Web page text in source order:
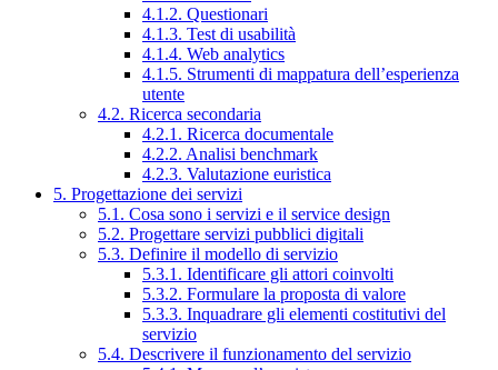
4.1.2. Questionari
4.1.3. Test di usabilità
4.1.4. Web analytics
4.1.5. Strumenti di mappatura dell’esperienza
utente
4.2. Ricerca secondaria
4.2.1. Ricerca documentale
4.2.2. Analisi benchmark
4.2.3. Valutazione euristica
5. Progettazione dei servizi
5.1. Cosa sono i servizi e il service design
5.2. Progettare servizi pubblici digitali
5.3. Definire il modello di servizio
5.3.1. Identificare gli attori coinvolti
5.3.2. Formulare la proposta di valore
5.3.3. Inquadrare gli elementi costitutivi del
servizio
5.4. Descrivere il funzionamento del servizio